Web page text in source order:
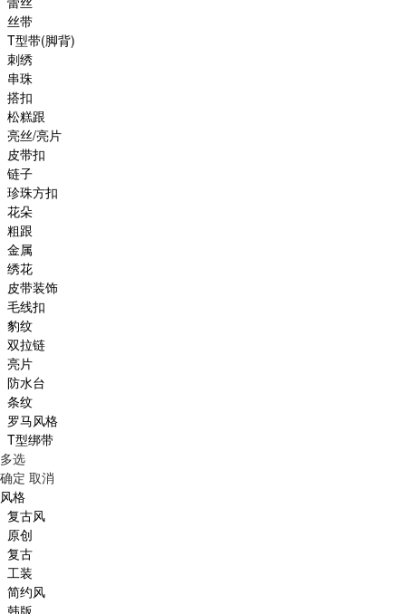
丝带
T型带(脚背)
刺绣
串珠
搭扣
松糕跟
亮丝/亮片
皮带扣
链子
珍珠方扣
花朵
粗跟
金属
绣花
皮带装饰
毛线扣
豹纹
双拉链
亮片
防水台
条纹
罗马风格
T型绑带
多选
确定 取消
风格
复古风
原创
复古
工装
简约风
韩版